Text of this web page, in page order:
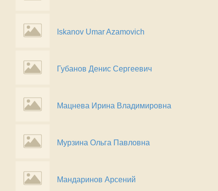
Iskanov Umar Azamovich
Губанов Денис Сергеевич
Мацнева Ирина Владимировна
Мурзина Ольга Павловна
Мандаринов Арсений